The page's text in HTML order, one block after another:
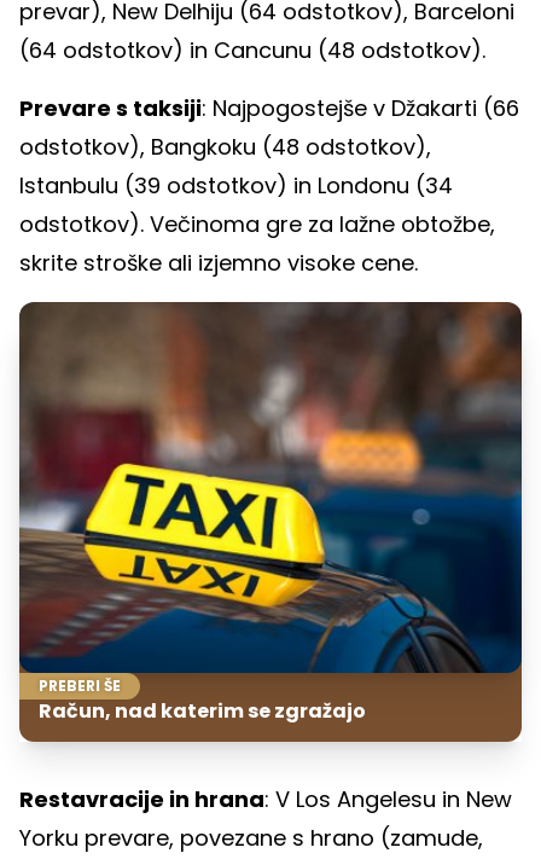
prevar), New Delhiju (64 odstotkov), Barceloni
(64 odstotkov) in Cancunu (48 odstotkov).
Prevare s taksiji: Najpogostejše v Džakarti (66
odstotkov), Bangkoku (48 odstotkov),
Istanbulu (39 odstotkov) in Londonu (34
odstotkov). Večinoma gre za lažne obtožbe,
skrite stroške ali izjemno visoke cene.
PREBERI ŠE
Račun, nad katerim se zgražajo
Restavracije in hrana: V Los Angelesu in New
Yorku prevare, povezane s hrano (zamude,